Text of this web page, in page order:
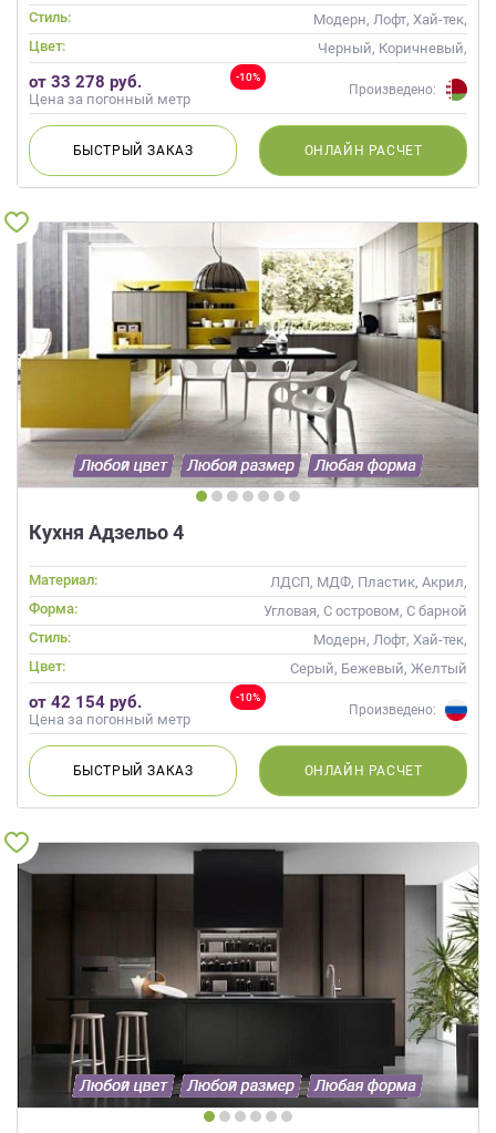
Стиль:
Модерн, Лофт, Хай-тек,
Неоклассика, Современные
Цвет:
Черный, Коричневый,
Красный, Розовый
-10%
от 33 278 руб.
Цена за погонный метр
Произведено:
БЫСТРЫЙЗАКАЗ ОНЛАЙН РАСЧЕТ
Кухня Адзельо 4
Материал:
ЛДСП, МДФ, Пластик, Акрил,
Alvic / УФ лак, Эмаль, Шпон,
Глянцевые
Форма:
Угловая, С островом, С барной
стойкой
Стиль:
Модерн, Лофт, Хай-тек,
Современные
Цвет: Серый, Бежевый, Желтый
-10%
от 42 154 руб.
Цена за погонный метр
Произведено:
БЫСТРЫЙЗАКАЗ ОНЛАЙН РАСЧЕТ